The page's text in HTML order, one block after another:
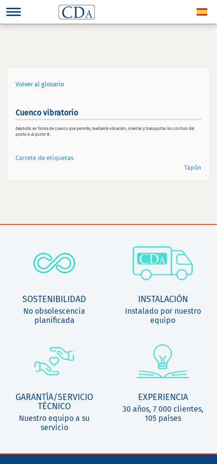
Volver al glosario
Cuenco vibratorio
Depósito en forma de cuenco que permite, mediante vibración, orientar y transportar los corchos del
punto A al punto B.
Carrete de etiquetas
Tapón
SOSTENIBILIDAD
No obsolescencia
planificada
INSTALACIÓN
Instalado por nuestro
equipo
GARANTÍA/SERVICIO
TÉCNICO
Nuestro equipo a su
servicio
EXPERIENCIA
30 años, 7 000 clientes,
105 países